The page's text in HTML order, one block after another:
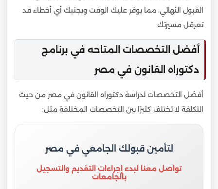
القبول النهائي، مما يوفر عليك الوقت ويجنبك أي أخطاء قد
تعرقل مسيرتك.
أفضل التخصصات المتاحه في برنامج
دكتوراه القانون في مصر
أفضل التخصصات لدراسة دكتوراه القانون في مصر من حيث
التكلفة لا تختلف كثيرًا بين التخصصات المختلفة مثل:
لتأمين قبولك الجامعي في مصر
تواصل معنا لبدء إجراءات التقديم والتسجيل
بالجامعات